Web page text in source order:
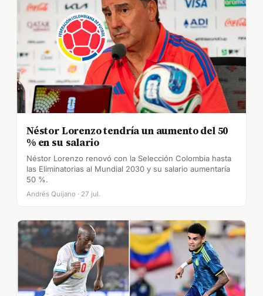
Néstor Lorenzo tendría un aumento del 50
% en su salario
Néstor Lorenzo renovó con la Selección Colombia hasta
las Eliminatorias al Mundial 2030 y su salario aumentaría
50 %.
Andrés Quijano · 27 jul.